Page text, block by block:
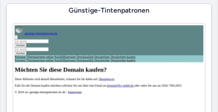
Günstige-Tintenpatronen